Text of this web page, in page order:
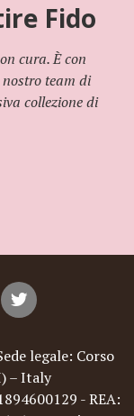
Fido
cura. È con
nostro team di
collezione di
legale: Corso
– Italy
- REA: